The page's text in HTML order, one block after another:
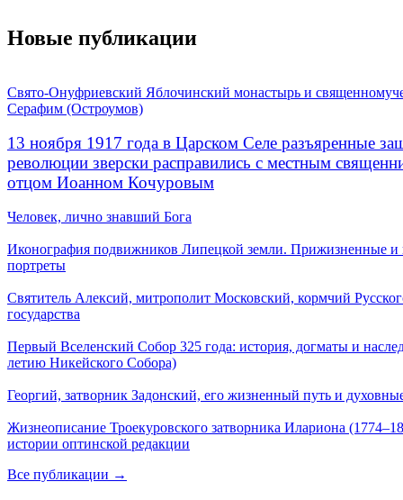
Новые публикации
Свято-Онуфриевский Яблочинский монастырь и
Серафим (Остроумов)
13 ноября 1917 года в Царском Селе разъяренные
революции зверски расправились с местным
отцом Иоанном Кочуровым
Человек, лично знавший Бога
Иконография подвижников Липецкой земли. Прижизненные и
портреты
Святитель Алексий, митрополит Московский, кормчий
государства
Первый Вселенский Собор 325 года: история, догматы и
летию Никейского Собора)
Георгий, затворник Задонский, его жизненный путь и
Жизнеописание Троекуровского затворника Илариона
истории оптинской редакции
Все публикации →